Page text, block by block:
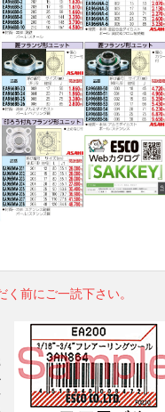
前にご一読下さい。